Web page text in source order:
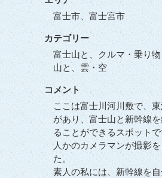
富士市、富士宮市
カテゴリー
富士山と、クルマ・乗り
山と、雲・空
コメント
ここは富士川河川敷で、
があり、富士山と新幹線
ることができるスポット
人かのカメラマンが撮影
た。
素人の私には、新幹線を